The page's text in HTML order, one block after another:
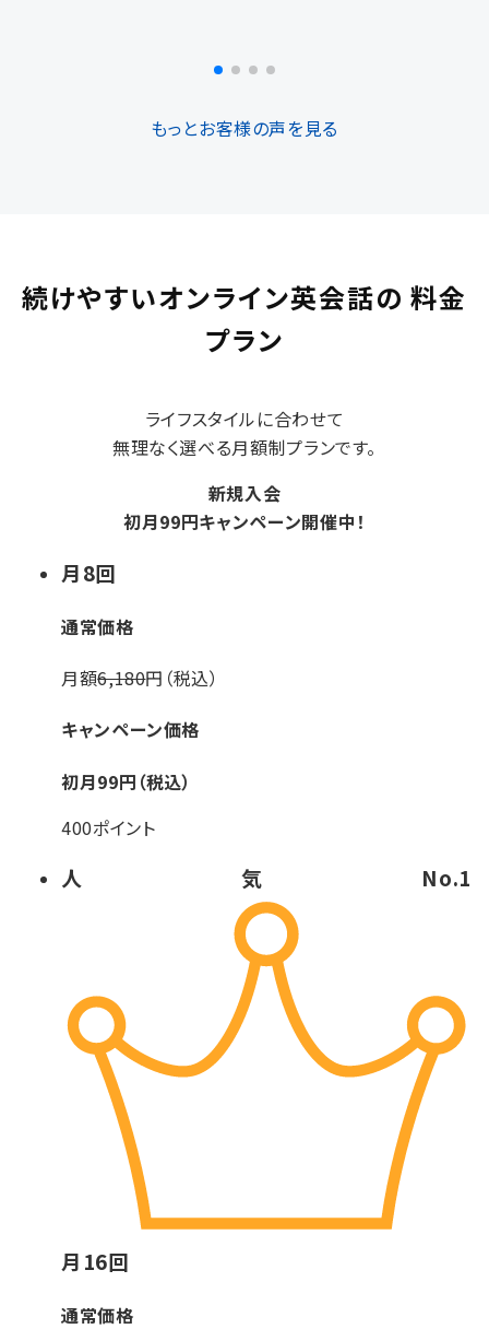
もっとお客様の声を見る
続けやすいオンライン英会話の 料金
プラン
ライフスタイルに合わせて
無理なく選べる月額制プランです。
新規入会
初月99円キャンペーン開催中！
月8回
通常価格
月額6,180円（税込）
キャンペーン価格
初月99円（税込）
400ポイント
人気No.1
月 16回
通常価格